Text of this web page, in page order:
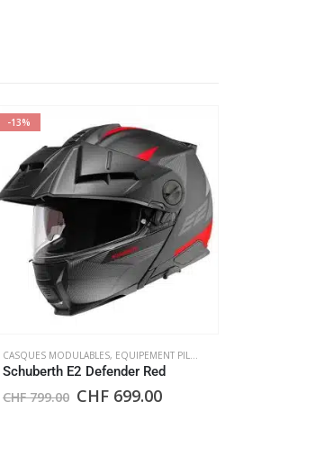
-13%
CASQUES MODULABLES, EQUIPEMENT PILOTE
Schuberth E2 Defender Red
CHF799.00 CHF 699.00